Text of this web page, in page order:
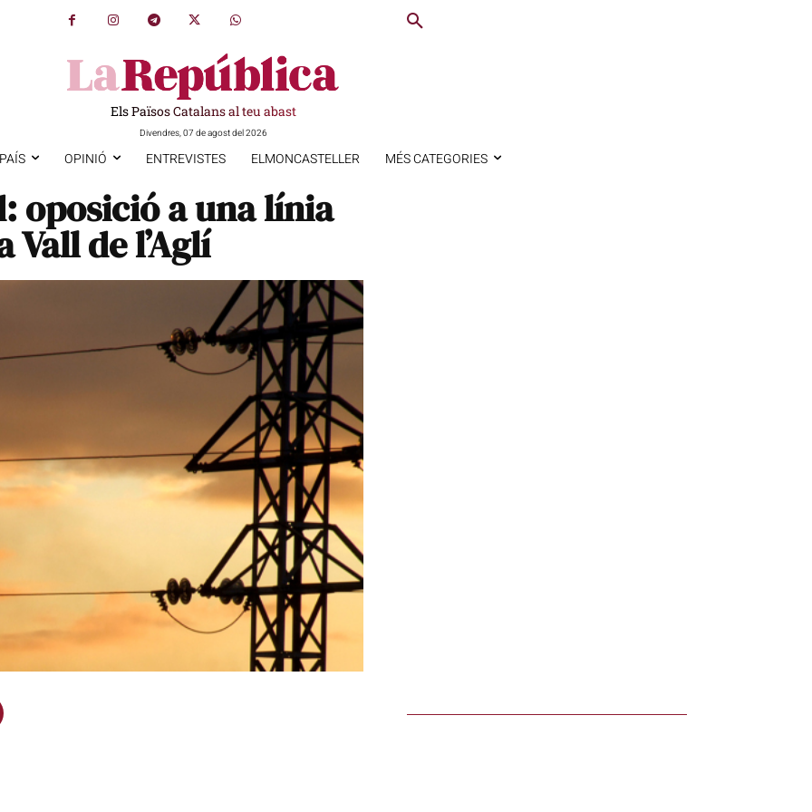
Els Països Catalans al teu abast
Divendres, 07 de agost del 2026
OPINIÓ ENTREVISTES ELMONCASTELLER MÉS CATEGORIES
oposició a una línia
Vall de l’Aglí